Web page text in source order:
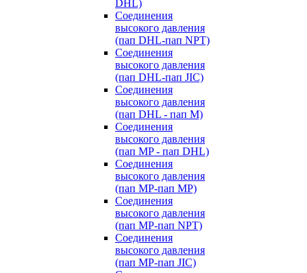
DHL)
Соединения
высокого давления
(пап DHL-пап NPT)
Соединения
высокого давления
(пап DHL-пап JIC)
Cоединения
высокого давления
(пап DHL - пап M)
Cоединения
высокого давления
(пап MP - пап DHL)
Соединения
высокого давления
(пап MP-пап MP)
Соединения
высокого давления
(пап MP-пап NPT)
Соединения
высокого давления
(пап MP-пап JIC)